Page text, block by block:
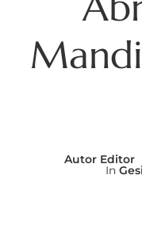
AutorEditor
In